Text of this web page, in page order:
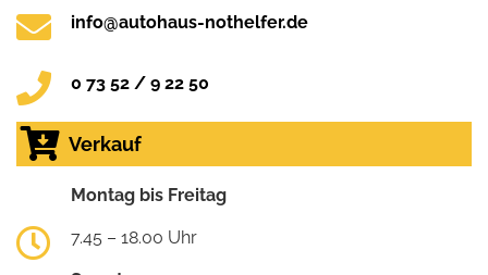
info@autohaus-nothelfer.de
0 73 52 / 9 22 50
Verkauf
Montag bis Freitag
7.45 – 18.00 Uhr